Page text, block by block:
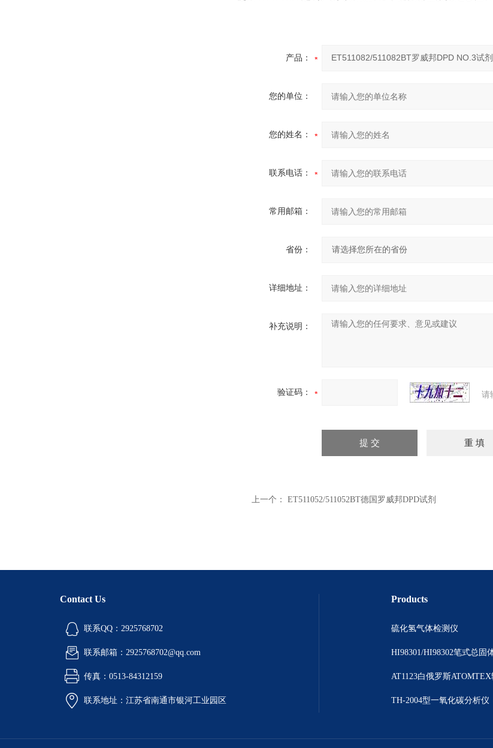
产品：
您的单位：
您的姓名：
联系电话：
常用邮箱：
省份：
详细地址：
补充说明：
验证码： 请
上一个： ET511052/511052BT德国罗威邦DPD试剂
Contact Us
联系QQ：2925768702
联系邮箱：2925768702@qq.com
传真：0513-84312159
联系地址：江苏省南通市银河工业园区
Products
硫化氢气体检测仪